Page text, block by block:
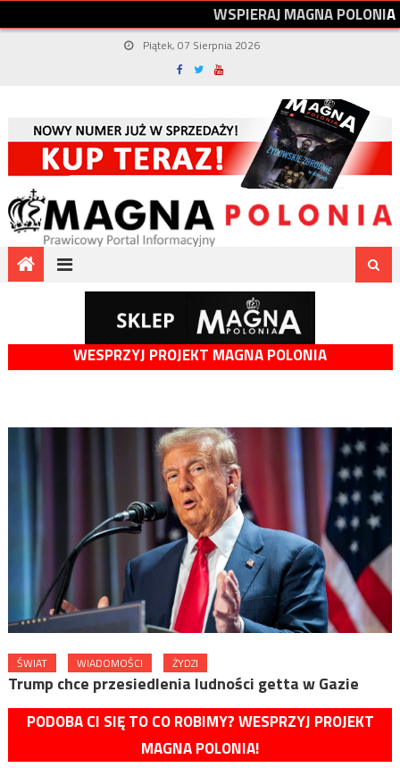
WSPIERAJMAGNAPOLONIA
Piątek, 07 Sierpnia 2026
WESPRZYJ PROJEKT MAGNA POLONIA
ŚWIAT WIADOMOŚCI ŻYDZI
Trump chce przesiedlenia ludności getta w Gazie
PODOBA CI SIĘ TO CO ROBIMY? WESPRZYJ PROJEKT
MAGNA POLONIA!